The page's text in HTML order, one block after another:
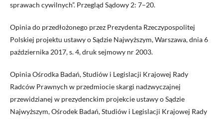
sprawach cywilnych”. Przegląd Sądowy 2: 7–20.
Opinia do przedłożonego przez Prezydenta Rzeczypospolitej
Polskiej projektu ustawy o Sądzie Najwyższym, Warszawa, dnia 6
października 2017, s. 4, druk sejmowy nr 2003.
Opinia Ośrodka Badań, Studiów i Legislacji Krajowej Rady
Radców Prawnych w przedmiocie skargi nadzwyczajnej
przewidzianej w prezydenckim projekcie ustawy o Sądzie
Najwyższym, Ośrodek Badań, Studiów i Legislacji Krajowej Rady